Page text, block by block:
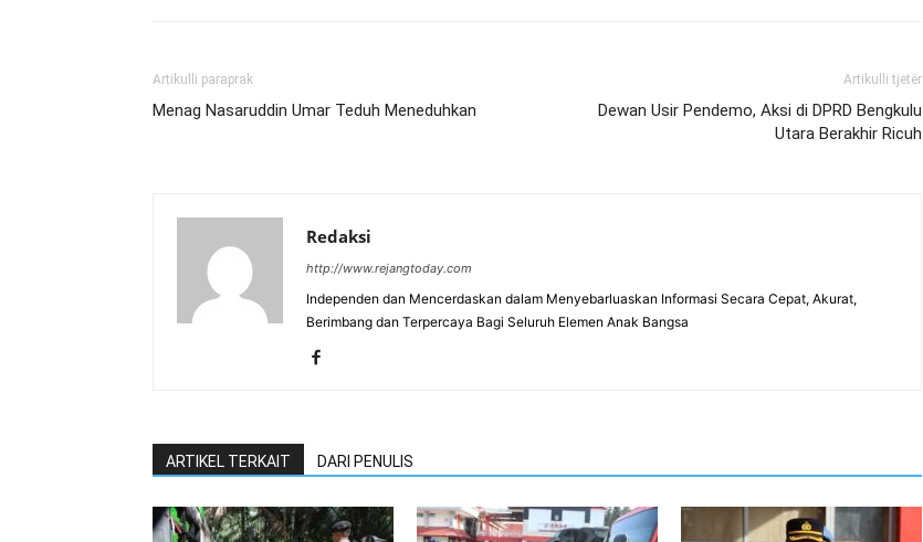
Artikulli paraprak
Menag Nasaruddin Umar Teduh Meneduhkan
Artikulli tjetër
Dewan Usir Pendemo, Aksi di DPRD Bengkulu
Utara Berakhir Ricuh
Redaksi
http://www.rejangtoday.com
Independen dan Mencerdaskan dalam Menyebarluaskan Informasi Secara Cepat, Akurat,
Berimbang dan Terpercaya Bagi Seluruh Elemen Anak Bangsa
ARTIKEL TERKAIT DARI PENULIS